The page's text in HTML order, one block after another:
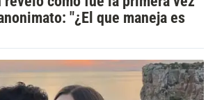
"¿El que maneja es